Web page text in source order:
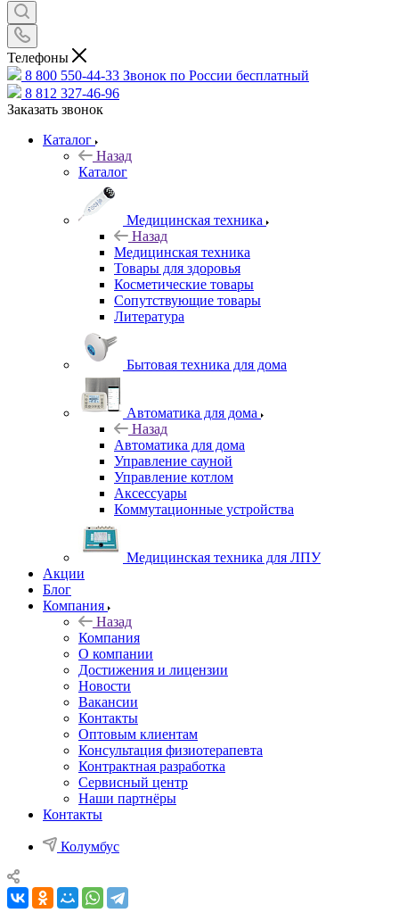
Телефоны
8 800 550-44-33 Звонок по России бесплатный
8 812 327-46-96
Заказать звонок
Каталог
Назад
Каталог
Медицинская техника
Назад
Медицинская техника
Товары для здоровья
Косметические товары
Сопутствующие товары
Литература
Бытовая техника для дома
Автоматика для дома
Назад
Автоматика для дома
Управление сауной
Управление котлом
Аксессуары
Коммутационные устройства
Медицинская техника для ЛПУ
Акции
Блог
Компания
Назад
Компания
О компании
Достижения и лицензии
Новости
Вакансии
Контакты
Оптовым клиентам
Консультация физиотерапевта
Контрактная разработка
Сервисный центр
Наши партнёры
Контакты
Колумбус